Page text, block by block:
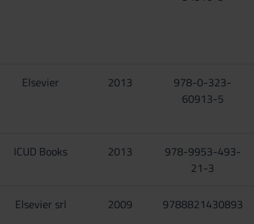
Elsevier 2013
978-0-323-
60913-5
ICUD Books 2013
978-9953-493-
21-3
Elsevier srl 2009 9788821430893